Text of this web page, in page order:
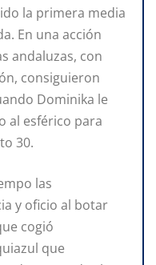
la primera media
En una acción
andaluzas, con
consiguieron
Dominika le
al esférico para
30.
las
y oficio al botar
cogió
que